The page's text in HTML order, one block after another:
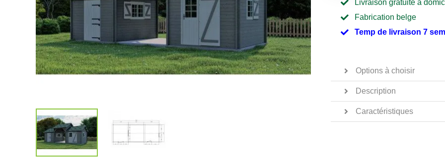
Livraison gratuite à
Fabrication belge
Temp de livraison 7
Options à choisir
Description
Caractéristiques